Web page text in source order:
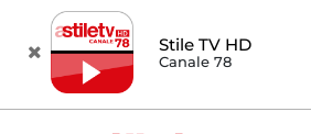
Stile TV HD
Canale 78